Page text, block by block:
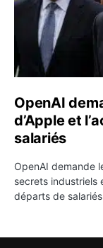
OpenAI
d’Apple et
salariés
OpenAI demande
secrets industriels
départs de